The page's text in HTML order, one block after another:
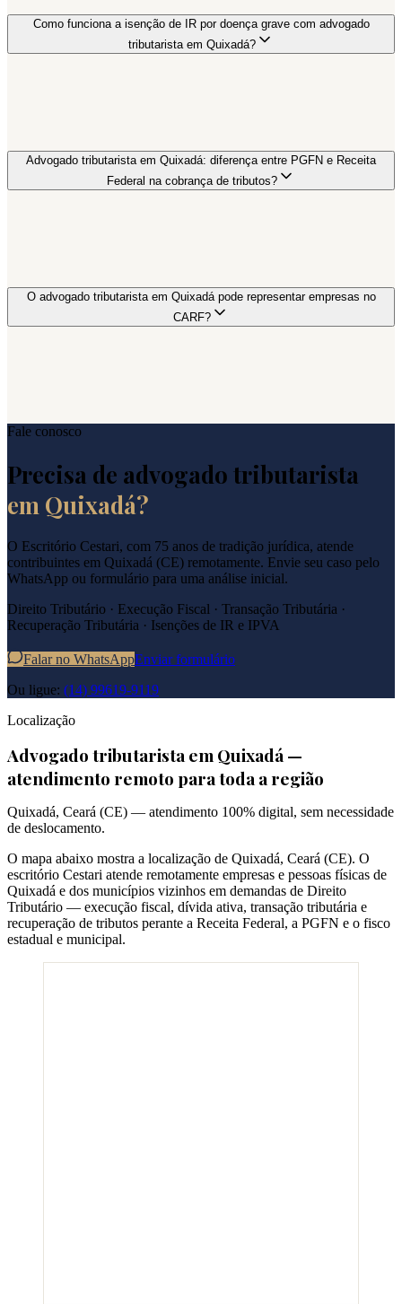
Como funciona a isenção de IR por doença grave com advogado
tributarista em Quixadá?
Advogado tributarista em Quixadá: diferença entre PGFN e Receita
Federal na cobrança de tributos?
O advogado tributarista em Quixadá pode representar empresas no
CARF?
Fale conosco
Precisa de advogado tributarista
em Quixadá?
O Escritório Cestari, com 75 anos de tradição jurídica, atende
contribuintes em Quixadá (CE) remotamente. Envie seu caso pelo
WhatsApp ou formulário para uma análise inicial.
Direito Tributário · Execução Fiscal · Transação Tributária ·
Recuperação Tributária · Isenções de IR e IPVA
Falar no WhatsAppEnviar formulário
Ou ligue: (14) 99619-9119
Localização
Advogado tributarista em Quixadá —
atendimento remoto para toda a região
Quixadá, Ceará (CE) — atendimento 100% digital, sem necessidade
de deslocamento.
O mapa abaixo mostra a localização de Quixadá, Ceará (CE). O
escritório Cestari atende remotamente empresas e pessoas físicas de
Quixadá e dos municípios vizinhos em demandas de Direito
Tributário — execução fiscal, dívida ativa, transação tributária e
recuperação de tributos perante a Receita Federal, a PGFN e o fisco
estadual e municipal.